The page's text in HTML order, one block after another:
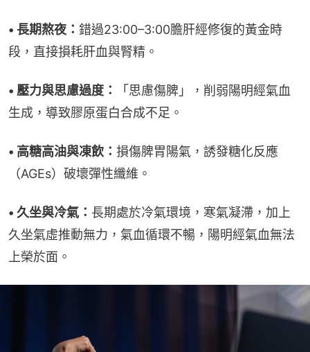
• 長期熬夜： 錯過23:00–3:00膽肝經修復的黃金時
段，直接損耗肝血與腎精。
• 壓力與思慮過度：
「思慮傷脾」，削弱陽明經氣血
生成，導致膠原蛋白合成不足。
• 高糖高油與凍飲： 損傷脾胃陽氣，誘發糖化反應
（AGEs）破壞彈性纖維。
• 久坐與冷氣： 長期處於冷氣環境，寒氣凝滯，加上
久坐氣虛推動無力，氣血循環不暢，陽明經氣血無法
上榮於面。